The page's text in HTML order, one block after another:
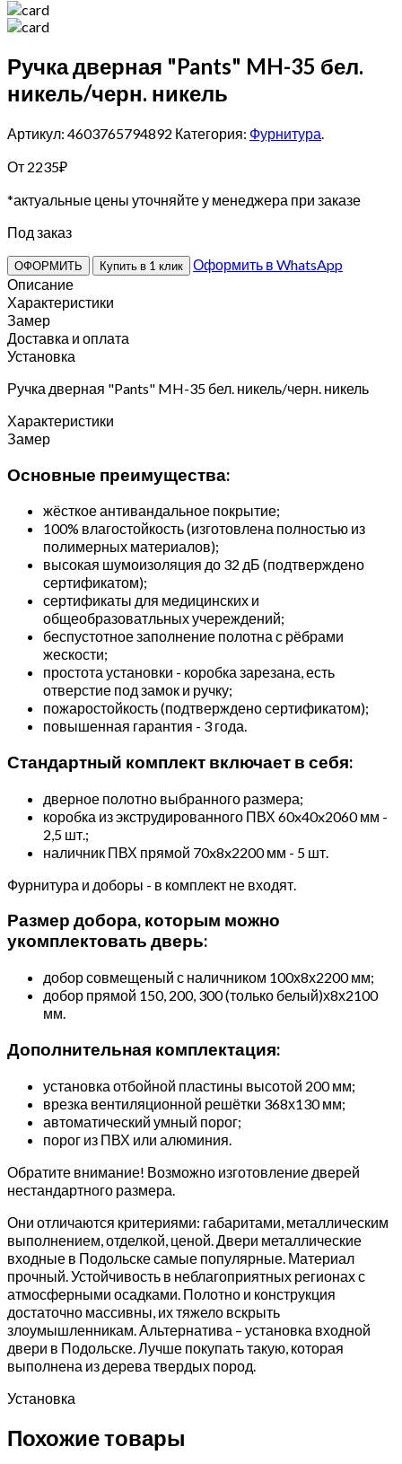
Ручка дверная "Pants" MH-35 бел.
никель/черн. никель
Артикул: 4603765794892 Категория: Фурнитура.
От 2235₽
*актуальные цены уточняйте у менеджера при заказе
Под заказ
ОФОРМИТЬ Купить в 1 клик
Оформить в WhatsApp
Описание
Характеристики
Замер
Доставка и оплата
Установка
Ручка дверная "Pants" MH-35 бел. никель/черн. никель
Характеристики
Замер
Основные преимущества:
жёсткое антивандальное покрытие;
100% влагостойкость (изготовлена полностью из
полимерных материалов);
высокая шумоизоляция до 32 дБ (подтверждено
сертификатом);
сертификаты для медицинских и
общеобразоватльных учереждений;
беспустотное заполнение полотна с рёбрами
жескости;
простота установки - коробка зарезана, есть
отверстие под замок и ручку;
пожаростойкость (подтверждено сертификатом);
повышенная гарантия - 3 года.
Стандартный комплект включает в себя:
дверное полотно выбранного размера;
коробка из экструдированного ПВХ 60x40x2060 мм -
2,5 шт.;
наличник ПВХ прямой 70x8x2200 мм - 5 шт.
Фурнитура и доборы - в комплект не входят.
Размер добора, которым можно
укомплектовать дверь:
добор совмещеный с наличником 100х8х2200 мм;
добор прямой 150, 200, 300 (только белый)х8х2100
мм.
Дополнительная комплектация:
установка отбойной пластины высотой 200 мм;
врезка вентиляционной решётки 368х130 мм;
автоматический умный порог;
порог из ПВХ или алюминия.
Обратите внимание! Возможно изготовление дверей
нестандартного размера.
Они отличаются критериями: габаритами, металлическим
выполнением, отделкой, ценой. Двери металлические
входные в Подольске самые популярные. Материал
прочный. Устойчивость в неблагоприятных регионах с
атмосферными осадками. Полотно и конструкция
достаточно массивны, их тяжело вскрыть
злоумышленникам. Альтернатива – установка входной
двери в Подольске. Лучше покупать такую, которая
выполнена из дерева твердых пород.
Установка
Похожие товары